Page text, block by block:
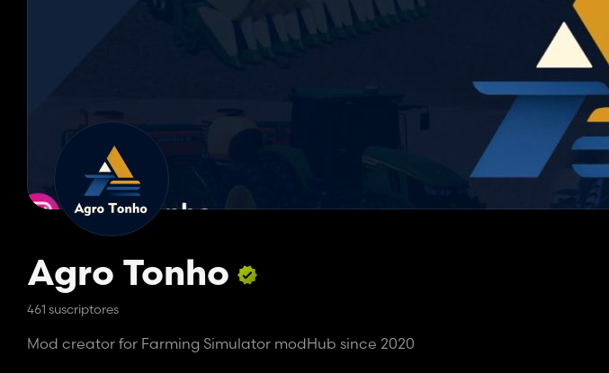
Agro Tonho
461 suscriptores
Mod creator for Farming Simulator modHub since 2020